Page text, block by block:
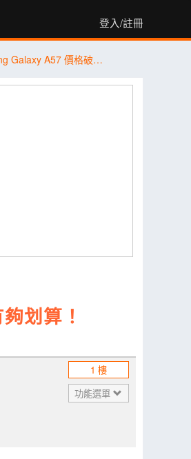
登入/註冊
【米可促銷】Samsung Galaxy A57 價格破盤！米可手機館限時 $13,890 (8/4~8/6)
划算！
1 樓
功能選單